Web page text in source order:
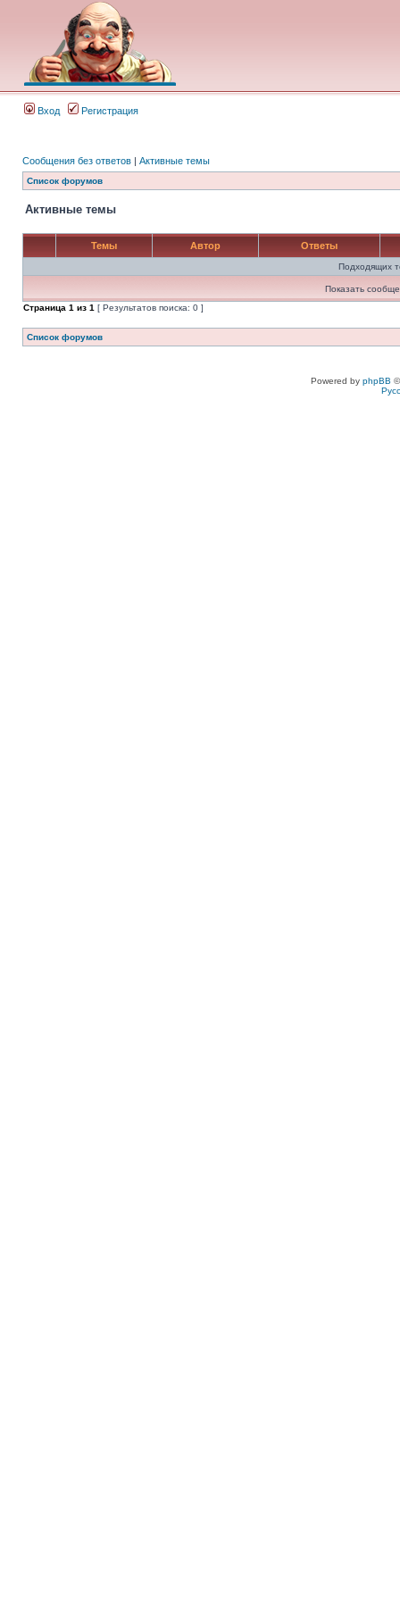
Вход Регистрация
Сообщения без ответов | Активные темы
Список форумов
Активные темы
Темы Автор Ответы
Подходящих
Показать
Страница 1 из 1 [ Результатов поиска: 0 ]
Список форумов
Powered by phpBB